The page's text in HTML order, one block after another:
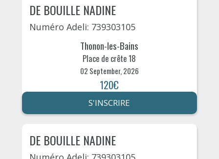
DE BOUILLE NADINE
Numéro Adeli: 739303105
Thonon-les-Bains
Place de crête 18
02 September, 2026
120€
S'INSCRIRE
DE BOUILLE NADINE